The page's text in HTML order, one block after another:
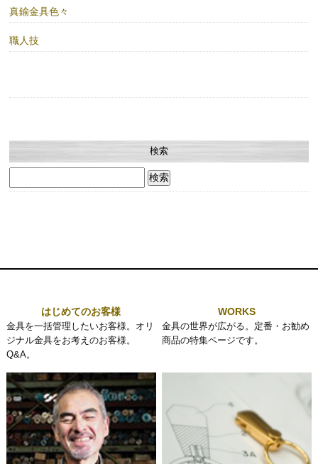
真鍮金具色々
職人技
検索
索:
はじめてのお客様
金具を一括管理したいお客様。オリ
ジナル金具をお考えのお客様。
Q&A。
WORKS
金具の世界が広がる。定番・お勧め
商品の特集ページです。